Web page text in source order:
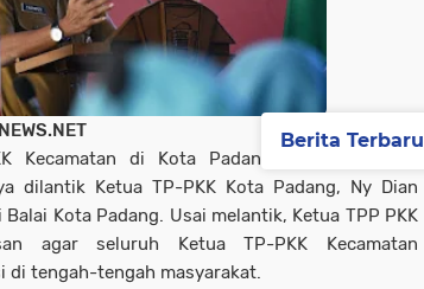
Kecamatan di Kota Padang dilantik, Selasa
dilantik Ketua TP-PKK Kota Padang, Ny Dian
Kota Padang. Usai melantik, Ketua TPP PKK
agar seluruh Ketua TP-PKK Kecamatan
di tengah-tengah masyarakat.
Berita Terbaru